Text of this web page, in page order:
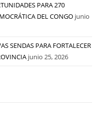
PARA 270
DEL CONGO junio
SENDAS PARA FORTALECER
junio 25, 2026